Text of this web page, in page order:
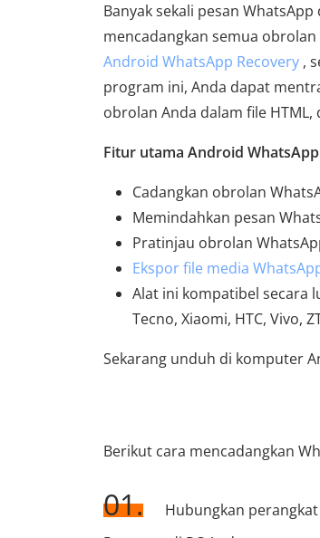
Banyak sekali pesan
mencadangkan semua obrolan
Android WhatsApp Recovery ,
program ini, Anda dapat
obrolan Anda dalam file
Fitur utama Android
Cadangkan obrolan
Memindahkan pesan
Pratinjau obrolan
Ekspor file media
Alat ini kompatibel secara
Tecno, Xiaomi, HTC, Vivo,
Sekarang unduh di komputer
Berikut cara mencadangkan
01.
Hubungkan